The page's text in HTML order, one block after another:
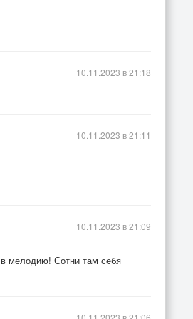
10.11.2023 в 21:18
10.11.2023 в 21:11
в мелодию! Сотни там себя
10.11.2023 в 21:09